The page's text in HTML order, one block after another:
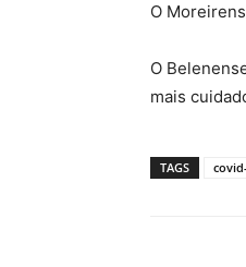
O
O
mais
TAGS